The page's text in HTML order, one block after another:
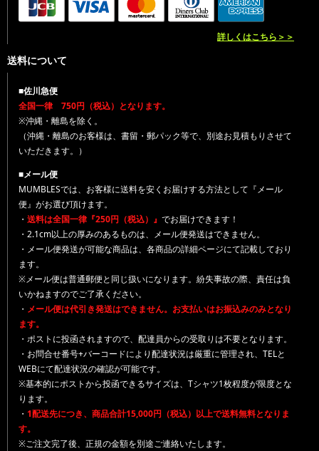
詳しくはこちら＞＞
送料について
■佐川急便
全国一律 750円（税込）となります。
※沖縄・離島を除く。
（沖縄・離島のお客様は、書留・郵パック等で、別途お見積もりさせて
いただきます。）
■メール便
MUMBLESでは、お客様に送料を安くお届けする方法として『メール
便』がお選び頂けます。
・ 送料は全国一律『250円（税込）』 でお届けできます！
・2.1cm以上の厚みのあるものは、メール便発送はできません。
・メール便発送が可能な商品は、各商品の詳細ページにて記載しており
ます。
※メール便は普通郵便と同じ扱いになります。紛失事故の際、責任は負
いかねますのでご了承ください。
・ メール便は代引き発送はできません。お支払いはお振込みのみとなり
ます。
・ポストに投函されますので、配達員からの受取りは不要となります。
・お問合せ番号+バーコードにより配達状況は厳重に管理され、TELと
WEBにて配達状況の確認が可能です。
※基本的にポストから投函できるサイズは、Tシャツ1枚程度が限度とな
ります。
・ 1配送先につき、商品合計15,000円（税込）以上で送料無料となりま
す。
※ご注文完了後、正規の金額を別途ご連絡いたします。